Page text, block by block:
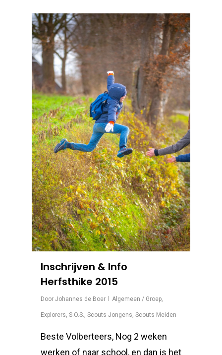
Inschrijven & Info
Herfsthike 2015
Door Johannes de Boer Algemeen / Groep
Explorers S.O.S. Scouts Jongens Scouts Meiden
Beste Volberteers, Nog 2 weken
werken of naar school, en dan is het